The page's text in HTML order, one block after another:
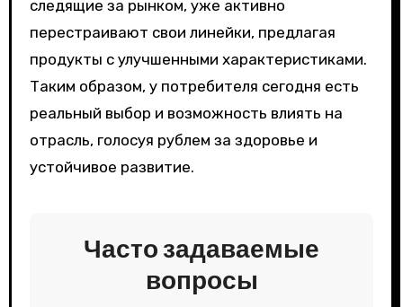
следящие за рынком, уже активно
перестраивают свои линейки, предлагая
продукты с улучшенными характеристиками.
Таким образом, у потребителя сегодня есть
реальный выбор и возможность влиять на
отрасль, голосуя рублем за здоровье и
устойчивое развитие.
Часто задаваемые
вопросы